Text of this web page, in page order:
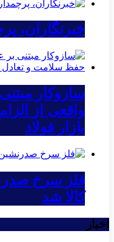
خبرنگاران،
سازوکار
واقعی از
بازار فولاد
فلز سرخ
کالا شد
اخبار